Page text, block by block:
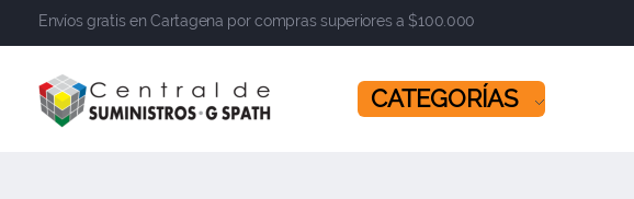
Envíos gratis en Cartagena por compras superiores a $100.000
​​​​​​​ CATEGORÍAS